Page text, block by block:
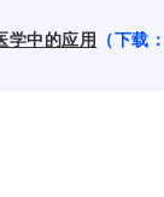
学中的应用 （下载